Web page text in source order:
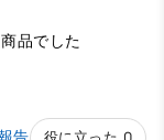
品でした